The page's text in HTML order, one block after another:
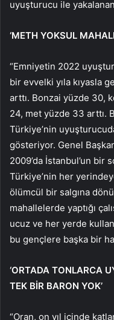
uyuşturucu ile
‘METH YOKSUL
“Emniyetin 2022
bir evvelki yıla kıyasla
arttı. Bonzai yüzde 30,
24, met yüzde 33 arttı.
Türkiye’nin
gösteriyor. Genel
2009’da İstanbul’un bir
Türkiye’nin her
ölümcül bir salgına
mahallelerde yaptığı
ucuz ve her yerde
bu gençlere başka bir
‘ORTADA TONLARCA
TEK BİR BARON YOK’
“Oran, on yıl içinde